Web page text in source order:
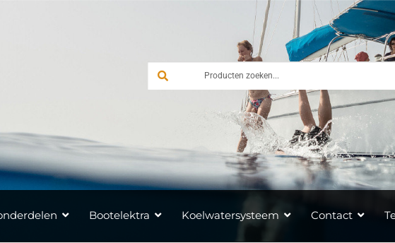
Bootelektra Koelwatersysteem Contact